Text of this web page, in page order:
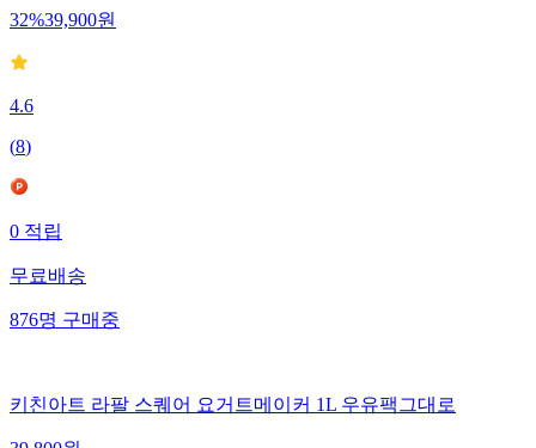
32%39,900원
4.6
(8)
0적립
무료배송
876명구매중
키친아트 라팔 스퀘어 요거트메이커 1L 우유팩그대로